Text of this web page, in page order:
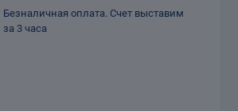
Безналичная оплата. Счет выставим
за 3 часа